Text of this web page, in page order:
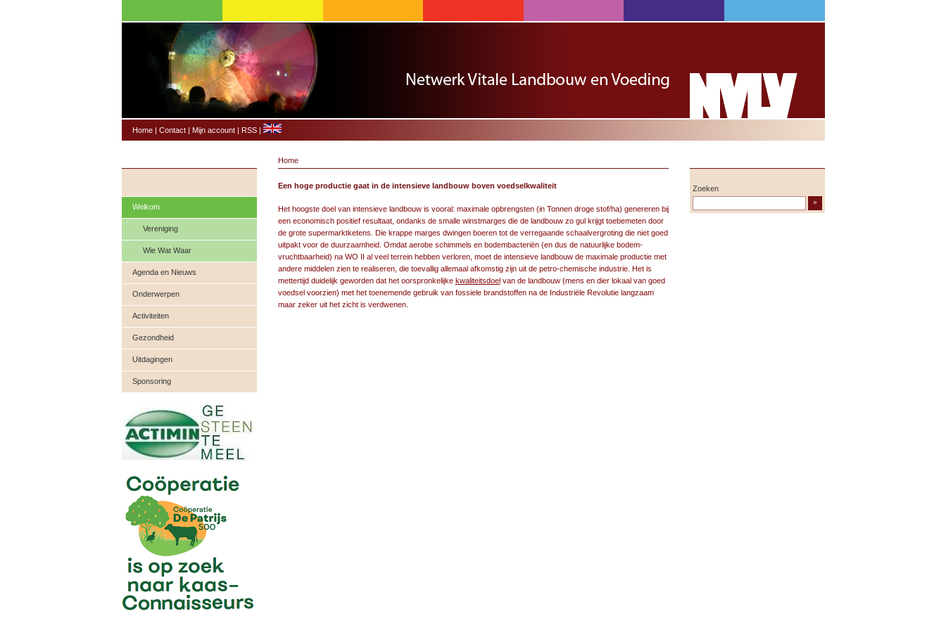
Home| Contact| Mijn account| RSS|
Welkom
Vereniging
Wie Wat Waar
Agenda en Nieuws
Onderwerpen
Activiteiten
Gezondheid
Uitdagingen
Sponsoring
Home
Een hoge productie gaat in de intensieve landbouw boven voedselkwaliteit
Het hoogste doel van intensieve landbouw is vooral: maximale opbrengsten (in Tonnen droge stof/ha) genereren bij
een economisch positief resultaat, ondanks de smalle winstmarges die de landbouw zo gul krijgt toebemeten door
de grote supermarktketens. Die krappe marges dwingen boeren tot de verregaande schaalvergroting die niet goed
uitpakt voor de duurzaamheid. Omdat aerobe schimmels en bodembacteriën (en dus de natuurlijke bodem-
vruchtbaarheid) na WO II al veel terrein hebben verloren, moet de intensieve landbouw de maximale productie met
andere middelen zien te realiseren, die toevallig allemaal afkomstig zijn uit de petro-chemische industrie. Het is
mettertijd duidelijk geworden dat het oorspronkelijke kwaliteitsdoelvan de landbouw (mens en dier lokaal van goed
voedsel voorzien) met het toenemende gebruik van fossiele brandstoffen na de Industriële Revolutie langzaam
maar zeker uit het zicht is verdwenen.
Zoeken
»